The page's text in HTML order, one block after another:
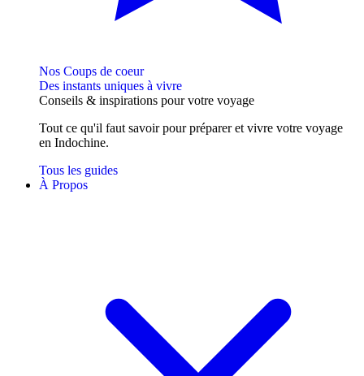
Nos Coups de coeur
Des instants uniques à vivre
Conseils & inspirations pour votre voyage
Tout ce qu'il faut savoir pour préparer et vivre votre voyage
en Indochine.
Tous les guides
À Propos